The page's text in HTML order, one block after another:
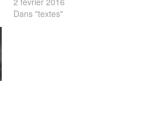
l'inconscient. Elle est
Dans "textes"